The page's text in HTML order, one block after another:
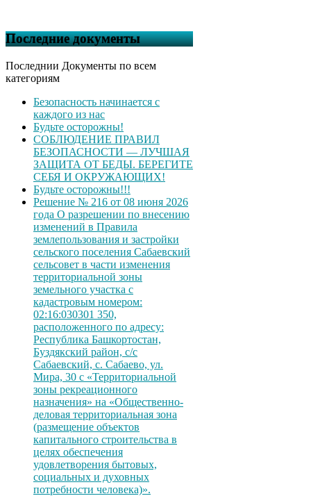
Последние документы
Последнии Документы по всем
категориям
Безопасность начинается с
каждого из нас
Будьте осторожны!
СОБЛЮДЕНИЕ ПРАВИЛ
БЕЗОПАСНОСТИ — ЛУЧШАЯ
ЗАЩИТА ОТ БЕДЫ. БЕРЕГИТЕ
СЕБЯ И ОКРУЖАЮЩИХ!
Будьте осторожны!!!
Решение № 216 от 08 июня 2026
года О разрешении по внесению
изменений в Правила
землепользования и застройки
сельского поселения Сабаевский
сельсовет в части изменения
территориальной зоны
земельного участка с
кадастровым номером:
02:16:030301 350,
расположенного по адресу:
Республика Башкортостан,
Буздякский район, с/с
Сабаевский, с. Сабаево, ул.
Мира, 30 с «Территориальной
зоны рекреационного
назначения» на «Общественно-
деловая территориальная зона
(размещение объектов
капитального строительства в
целях обеспечения
удовлетворения бытовых,
социальных и духовных
потребности человека)».